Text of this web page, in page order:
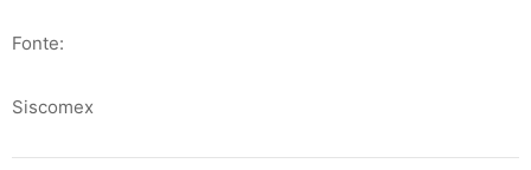
Fonte:
Siscomex